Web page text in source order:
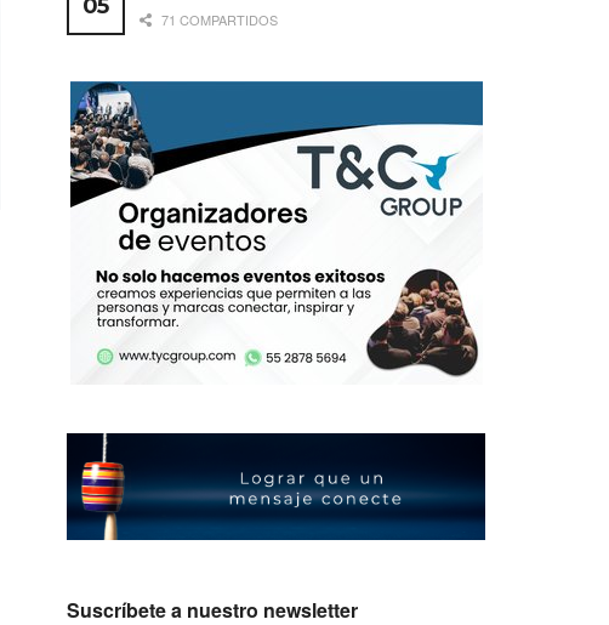
71 COMPARTIDOS
Suscríbete a nuestro newsletter